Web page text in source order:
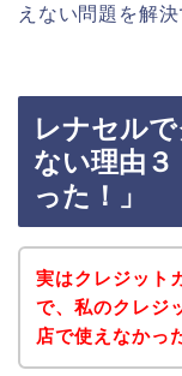
えない問題を解
レナセル
ない理由３
った！」
実はクレジット
で、私のクレジ
店で使えなかっ